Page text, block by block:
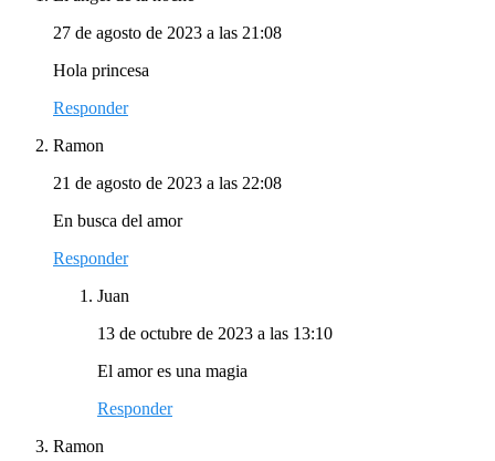
27 de agosto de 2023 a las 21:08
Hola princesa
Responder
Ramon
21 de agosto de 2023 a las 22:08
En busca del amor
Responder
Juan
13 de octubre de 2023 a las 13:10
El amor es una magia
Responder
Ramon